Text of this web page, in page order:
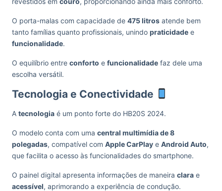
O porta-malas com capacidade de 475 litros atende bem
tanto famílias quanto profissionais, unindo praticidade e
funcionalidade.
O equilíbrio entre conforto e funcionalidade faz dele uma
escolha versátil.
Tecnologia e Conectividade
A tecnologia é um ponto forte do HB20S 2024.
O modelo conta com uma central multimídia de 8
polegadas, compatível com Apple CarPlay e Android Auto,
que facilita o acesso às funcionalidades do smartphone.
O painel digital apresenta informações de maneira clara e
acessível, aprimorando a experiência de condução.